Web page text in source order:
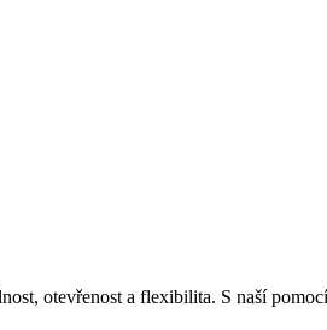
otevřenost a flexibilita. S naší